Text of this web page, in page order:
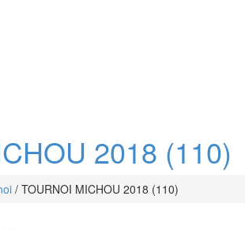
2018 (110)
/ TOURNOI MICHOU 2018 (110)